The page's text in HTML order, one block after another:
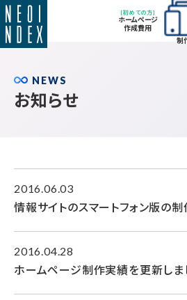
[初めての方]
ホームページ
作成費用
制
NEWS
お知らせ
2016.06.03
情報サイトのスマートフォン版の
2016.04.28
ホームページ制作実績を更新しま